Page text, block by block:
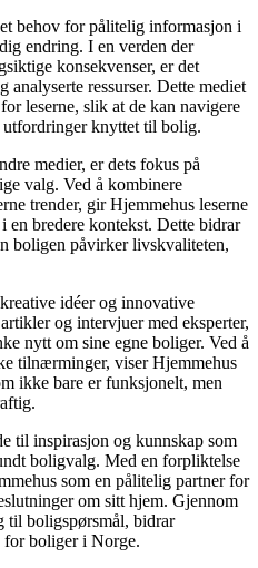
behov for pålitelig informasjon i
endring. I en verden der
konsekvenser, er det
ressurser. Dette mediet
leserne, slik at de kan navigere
utfordringer knyttet til bolig.
medier, er dets fokus på
valg. Ved å kombinere
trender, gir Hjemmehus leserne
en bredere kontekst. Dette bidrar
boligen påvirker livskvaliteten,
idéer og innovative
og intervjuer med eksperter,
nytt om sine egne boliger. Ved å
tilnærminger, viser Hjemmehus
ikke bare er funksjonelt, men
til inspirasjon og kunnskap som
boligvalg. Med en forpliktelse
som en pålitelig partner for
om sitt hjem. Gjennom
til boligspørsmål, bidrar
for boliger i Norge.